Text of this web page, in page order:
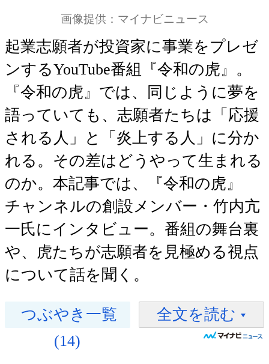
画像提供：マイナビニュース
起業志願者が投資家に事業をプレゼ
ンするYouTube番組『令和の虎』。
『令和の虎』では、同じように夢を
語っていても、志願者たちは「応援
される人」と「炎上する人」に分か
れる。その差はどうやって生まれる
のか。本記事では、『令和の虎』
チャンネルの創設メンバー・竹内亢
一氏にインタビュー。番組の舞台裏
や、虎たちが志願者を見極める視点
について話を聞く。
つぶやき一覧
(14)
全文を読む